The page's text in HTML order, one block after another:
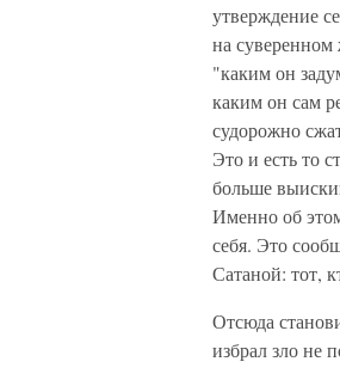
утверждение
на суверенном
"каким он
каким он сам
судорожно
Это и есть то
больше
Именно об
себя. Это
Сатаной: тот,
Отсюда
избрал зло не